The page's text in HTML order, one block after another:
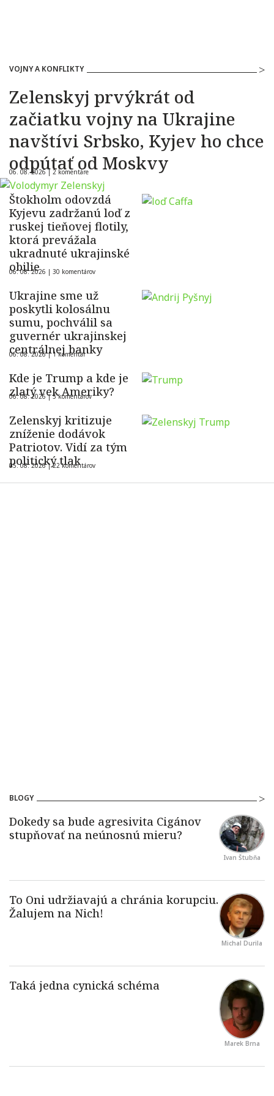
VOJNY A KONFLIKTY
Zelenskyj prvýkrát od
začiatku vojny na Ukrajine
navštívi Srbsko, Kyjev ho chce
odpútať od Moskvy
06. 08. 2026 | 2 komentáre
Štokholm odovzdá
Kyjevu zadržanú loď z
ruskej tieňovej flotily,
ktorá prevážala
ukradnuté ukrajinské
obilie
06. 08. 2026 | 30 komentárov
Ukrajine sme už
poskytli kolosálnu
sumu, pochválil sa
guvernér ukrajinskej
centrálnej banky
06. 08. 2026 |1 komentár
Kde je Trump a kde je
zlatý vek Ameriky?
06. 08. 2026 |5 komentárov
Zelenskyj kritizuje
zníženie dodávok
Patriotov. Vidí za tým
politický tlak
05. 08. 2026 |22 komentárov
BLOGY
Ivan Štubňa
Michal Durila
Marek Brna